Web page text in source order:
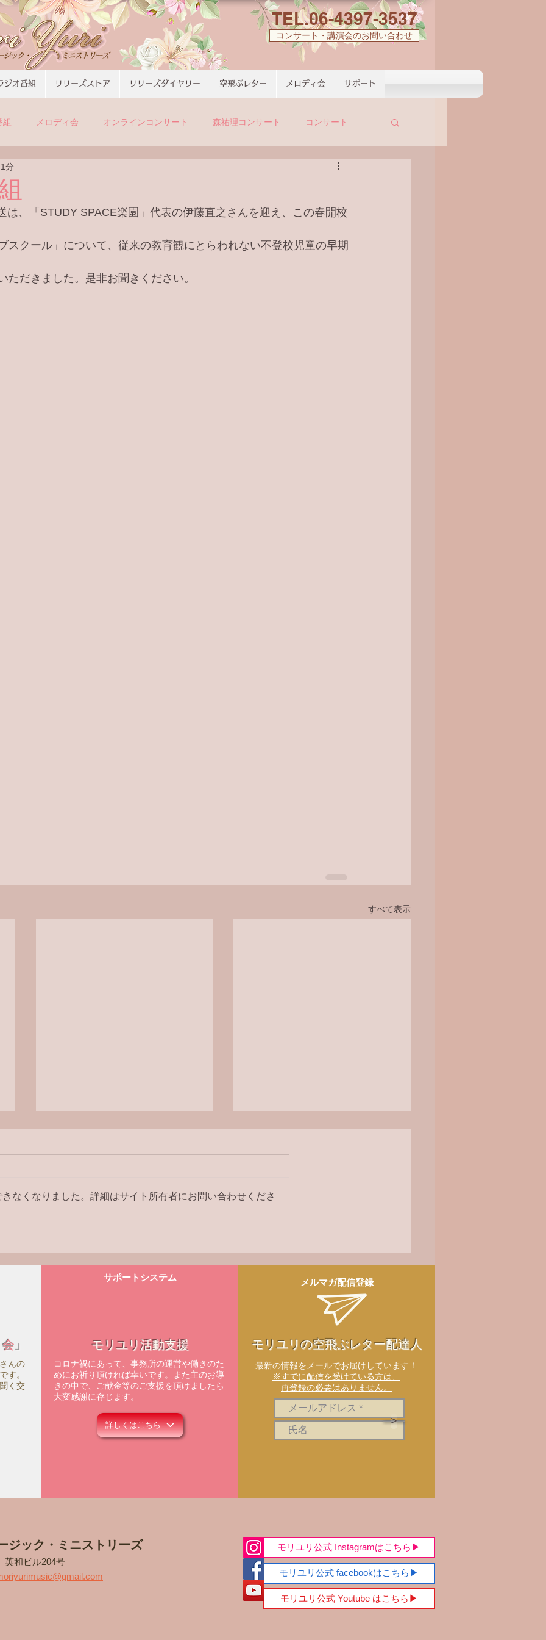
TEL.06-4397-3537
コンサート・講演会のお問い合わせ
ジオ番組 リリーズストア リリーズダイヤリー 空飛ぶレター メロディ会 サポート
組 メロディ会 オンラインコンサート 森祐理コンサート コンサート
分
は、「STUDY SPACE楽園」代表の伊藤直之さんを迎え、この春開校
スクール」について、従来の教育観にとらわれない不登校児童の早期
ただきました。是非お聞きください。
すべて表示
なくなりました。詳細はサイト所有者にお問い合わせくださ
」
んの
す。
く交
サポートシステム
モリユリ活動支援
コロナ禍にあって、事務所の運営や働きのた
めにお祈り頂ければ幸いです。また主のお導
きの中で、ご献金等のご支援を頂けましたら
大変感謝に存じます。
詳しくはこちら
メルマガ配信登録
モリユリの空飛ぶレター配達人
​最新の情報をメールでお届けしています！
※すでに配信を受けている方は、
再登録の必要はありません。
>
ジック・ミニストリーズ
英和ビル204号
モリユリ公式 Instagramはこちら▶︎
モリユリ公式 facebookはこちら▶︎
モリユリ公式 Youtube はこちら▶︎